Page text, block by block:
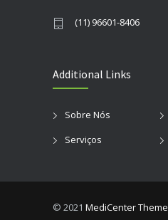
(11) 96601-8406
Additional Links
Sobre Nós
Serviços
© 2021 MediCenter Theme